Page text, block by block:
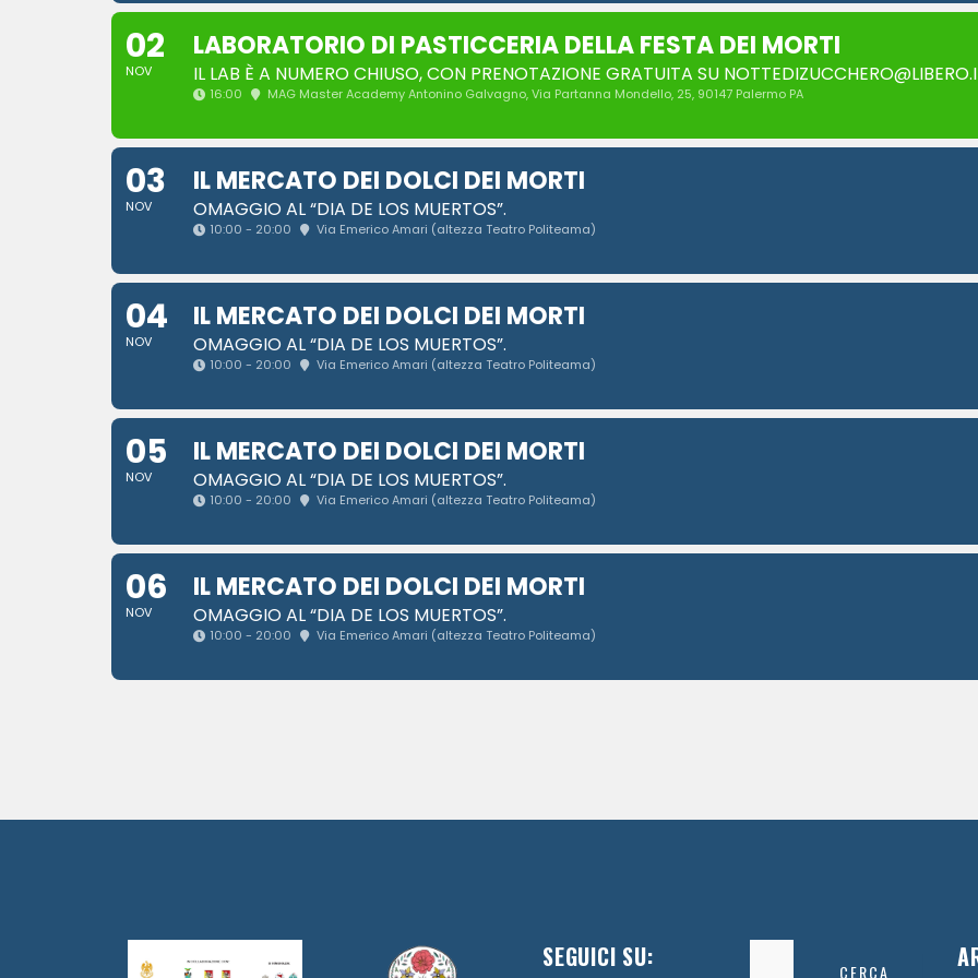
02
NOV
LABORATORIO DI PASTICCERIA DELLA FESTA DEI MORTI
IL LAB È A NUMERO CHIUSO, CON PRENOTAZIONE GRATUITA SU
16:00 MAG Master Academy Antonino Galvagno, Via Partanna Mondello, 25, 90147 Palermo PA
03
NOV
IL MERCATO DEI DOLCI DEI MORTI
OMAGGIO AL “DIA DE LOS MUERTOS”.
10:00 - 20:00 Via Emerico Amari (altezza Teatro Politeama)
04
NOV
IL MERCATO DEI DOLCI DEI MORTI
OMAGGIO AL “DIA DE LOS MUERTOS”.
10:00 - 20:00 Via Emerico Amari (altezza Teatro Politeama)
05
NOV
IL MERCATO DEI DOLCI DEI MORTI
OMAGGIO AL “DIA DE LOS MUERTOS”.
10:00 - 20:00 Via Emerico Amari (altezza Teatro Politeama)
06
NOV
IL MERCATO DEI DOLCI DEI MORTI
OMAGGIO AL “DIA DE LOS MUERTOS”.
10:00 - 20:00 Via Emerico Amari (altezza Teatro Politeama)
SEGUICI SU: